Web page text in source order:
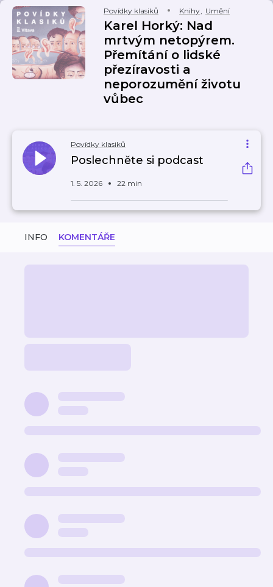
Povídky klasiků Knihy, Umění
Karel Horký: Nad
mrtvým netopýrem.
Přemítání o lidské
přezíravosti a
neporozumění životu
vůbec
Povídky klasiků
Poslechněte si podcast
1. 5. 2026 22 min
INFO KOMENTÁŘE